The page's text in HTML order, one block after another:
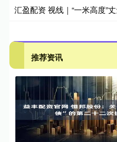
汇盈配资 视线｜“一米高度”
推荐资讯